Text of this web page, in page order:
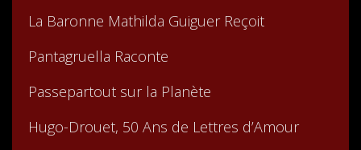
La Baronne Mathilda Guiguer Reçoit
Pantagruella Raconte
Passepartout sur la Planète
Hugo-Drouet, 50 Ans de Lettres d’Amour